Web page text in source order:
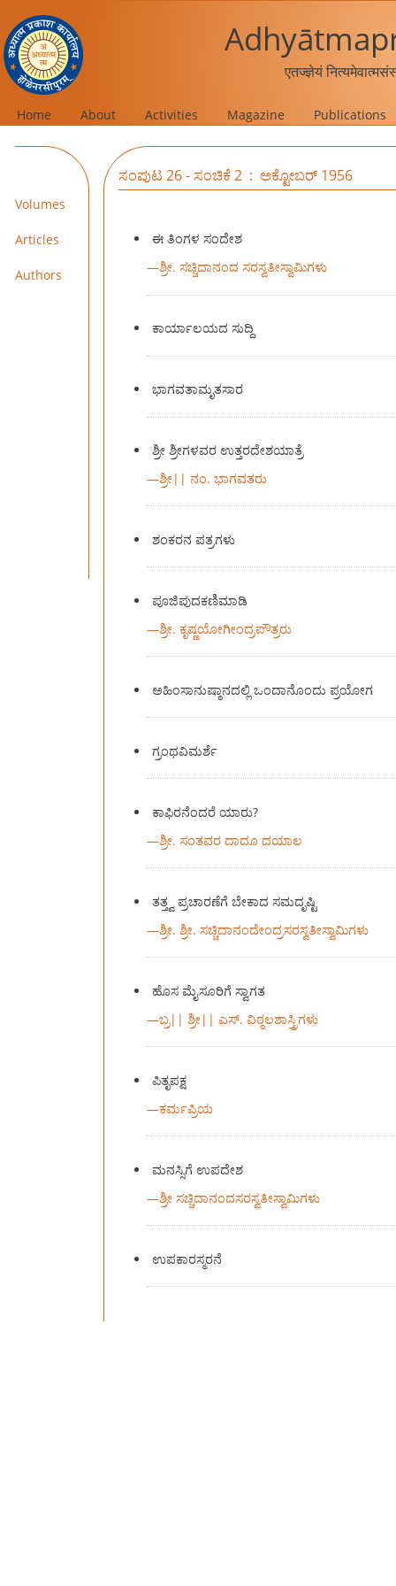
एतज्ज्ञेयं
Home About Activities Magazine Publications
Volumes
Articles
Authors
ಸಂಪುಟ 26 - ಸಂಚಿಕೆ 2 : ಅಕ್ಟೋಬರ್ 1956
ಈ ತಿಂಗಳ ಸಂದೇಶ
—ಶ್ರೀ. ಸಚ್ಚಿದಾನಂದ ಸರಸ್ವತೀಸ್ವಾಮಿಗಳು
ಕಾರ್ಯಾಲಯದ ಸುದ್ದಿ
ಭಾಗವತಾಮೃತಸಾರ
ಶ್ರೀ ಶ್ರೀಗಳವರ ಉತ್ತರದೇಶಯಾತ್ರೆ
—ಶ್ರೀ|| ನಂ. ಭಾಗವತರು
ಶಂಕರನ ಪತ್ರಗಳು
ಪೂಜಿಪುದಕಣಿಮಾಡಿ
—ಶ್ರೀ. ಕೃಷ್ಣಯೋಗೀಂದ್ರಪೌತ್ರರು
ಅಹಿಂಸಾನುಷ್ಠಾನದಲ್ಲಿ ಒಂದಾನೊಂದು ಪ್ರಯೋಗ
ಗ್ರಂಥವಿಮರ್ಶೆ
ಕಾಫಿರನೆಂದರೆ ಯಾರು?
—ಶ್ರೀ. ಸಂತವರ ದಾದೂ ದಯಾಲ
ತತ್ತ್ವ ಪ್ರಚಾರಣೆಗೆ ಬೇಕಾದ ಸಮದೃಷ್ಟಿ
—ಶ್ರೀ. ಶ್ರೀ. ಸಚ್ಚಿದಾನಂದೇಂದ್ರಸರಸ್ವತೀಸ್ವಾಮಿಗಳು
ಹೊಸ ಮೈಸೂರಿಗೆ ಸ್ವಾಗತ
—ಬ್ರ|| ಶ್ರೀ|| ಎಸ್. ವಿಠ್ಠಲಶಾಸ್ತ್ರಿಗಳು
ಪಿತೃಪಕ್ಷ
—ಕರ್ಮಪ್ರಿಯ
ಮನಸ್ಸಿಗೆ ಉಪದೇಶ
—ಶ್ರೀ ಸಚ್ಚಿದಾನಂದಸರಸ್ವತೀಸ್ವಾಮಿಗಳು
ಉಪಕಾರಸ್ಮರನೆ